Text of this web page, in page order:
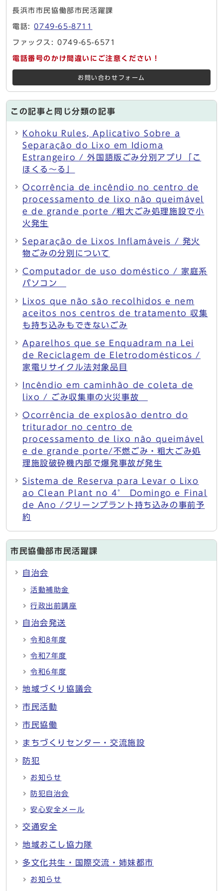
長浜市市民協働部市民活躍課
電話:0749-65-8711
ファックス: 0749-65-6571
電話番号のかけ間違いにご注意ください！
お問い合わせフォーム
この記事と同じ分類の記事
Kohoku Rules, Aplicativo Sobre a
Separação do Lixo em Idioma
Estrangeiro / 外国語版ごみ分別アプリ「こ
ほくる～る」
Ocorrência de incêndio no centro de
processamento de lixo não queimável
e de grande porte /粗大ごみ処理施設で小
火発生
Separação de Lixos Inflamáveis / 発火
物ごみの分別について
Computador de uso doméstico / 家庭系
パソコン
Lixos que não são recolhidos e nem
aceitos nos centros de tratamento 収集
も持ち込みもできないごみ
Aparelhos que se Enquadram na Lei
de Reciclagem de Eletrodomésticos /
家電リサイクル法対象品目
Incêndio em caminhão de coleta de
lixo / ごみ収集車の火災事故
Ocorrência de explosão dentro do
triturador no centro de
processamento de lixo não queimável
e de grande porte/不燃ごみ・粗大ごみ処
理施設破砕機内部で爆発事故が発生
Sistema de Reserva para Levar o Lixo
ao Clean Plant no 4° Domingo e Final
de Ano /クリーンプラント持ち込みの事前予
約
市民協働部市民活躍課
自治会
活動補助金
行政出前講座
自治会発送
令和8年度
令和7年度
令和6年度
地域づくり協議会
市民活動
市民協働
まちづくりセンター・交流施設
防犯
お知らせ
防犯自治会
安心安全メール
交通安全
地域おこし協力隊
多文化共生・国際交流・姉妹都市
お知らせ